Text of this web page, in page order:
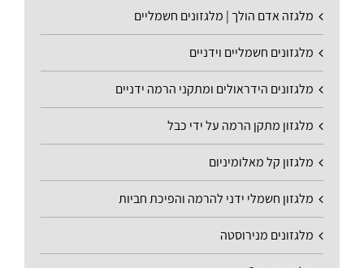
מלגזה אדם הולך | מלגזונים חשמליים
מלגזונים חשמליים וידניים
מלגזונים הידראולים ומתקני הרמה ידניים
מלגזון מתקן הרמה על ידי כבל
מלגזון קל מאלומיניום
מלגזון חשמלי ידני להרמה והפיכת חביות
מלגזונים מנירוסטה